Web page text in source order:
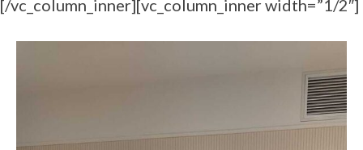
[/vc_column_inner][vc_column_inner width=”1/2″]